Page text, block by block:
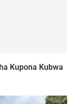
Kupona Kubwa